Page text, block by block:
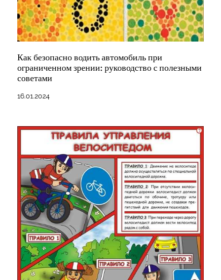
Как безопасно водить автомобиль при
ограниченном зрении: руководство с полезными
советами
16.01.2024